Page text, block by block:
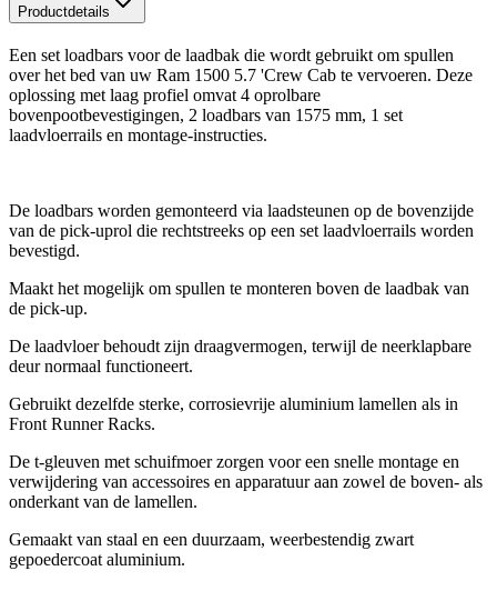
Productdetails
Een set loadbars voor de laadbak die wordt gebruikt om spullen
over het bed van uw Ram 1500 5.7 'Crew Cab te vervoeren. Deze
oplossing met laag profiel omvat 4 oprolbare
bovenpootbevestigingen, 2 loadbars van 1575 mm, 1 set
laadvloerrails en montage-instructies.
De loadbars worden gemonteerd via laadsteunen op de bovenzijde
van de pick-uprol die rechtstreeks op een set laadvloerrails worden
bevestigd.
Maakt het mogelijk om spullen te monteren boven de laadbak van
de pick-up.
De laadvloer behoudt zijn draagvermogen, terwijl de neerklapbare
deur normaal functioneert.
Gebruikt dezelfde sterke, corrosievrije aluminium lamellen als in
Front Runner Racks.
De t-gleuven met schuifmoer zorgen voor een snelle montage en
verwijdering van accessoires en apparatuur aan zowel de boven- als
onderkant van de lamellen.
Gemaakt van staal en een duurzaam, weerbestendig zwart
gepoedercoat aluminium.